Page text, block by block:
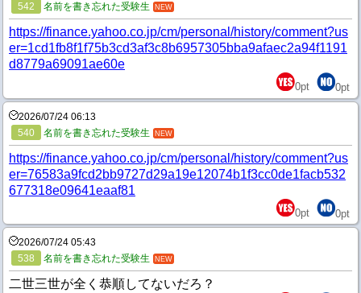
542
名前を書き忘れた受験生 NEW
https://finance.yahoo.co.jp/cm/personal/history/comment?us
er=1cd1fb8f1f75b3cd3af3c8b6957305bba9afaec2a94f1191
d8779a69091ae60e
0pt 0pt
2026/07/24 06:13
540
名前を書き忘れた受験生 NEW
https://finance.yahoo.co.jp/cm/personal/history/comment?us
er=76583a9fcd2bb9727d29a19e12074b1f3cc0de1facb532
677318e09641eaaf81
0pt 0pt
2026/07/24 05:43
538
名前を書き忘れた受験生 NEW
二世三世が全く恭順してないだろ？